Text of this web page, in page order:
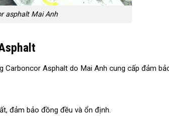
asphalt Mai Anh
Asphalt do Mai Anh cung cấp đảm
đảm bảo đồng đều và ổn định.